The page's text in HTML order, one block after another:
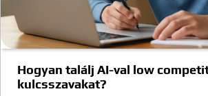
Hogyan találj AI-val low
kulcsszavakat?